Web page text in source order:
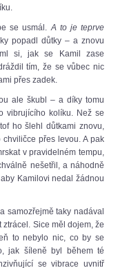
se usmál.A to je teprve
popadl důtky – a znovu
si, jak se Kamil zase
tím, že se vůbec nic
přes zadek.
ale škubl – a díky tomu
vibrujícího kolíku. Než se
ho šlehl důtkami znovu,
přes levou. A pak
v pravidelném tempu,
nešetřil, a náhodně
Kamilovi nedal žádnou
samozřejmě taky nadával
Sice měl dojem, že
to nebylo nic, co by se
jak šíleně byl během té
se vibrace uvnitř